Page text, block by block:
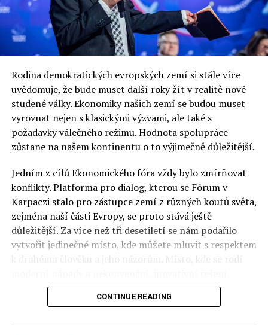
Rodina demokratických evropských zemí si stále více
uvědomuje, že bude muset další roky žít v realitě nové
studené války. Ekonomiky našich zemí se budou muset
vyrovnat nejen s klasickými výzvami, ale také s
požadavky válečného režimu. Hodnota spolupráce
zůstane na našem kontinentu o to výjimečně důležitější.
Jedním z cílů Ekonomického fóra vždy bylo zmírňovat
konflikty. Platforma pro dialog, kterou se Fórum v
Karpaczi stalo pro zástupce zemí z různých koutů světa,
zejména naší části Evropy, se proto stává ještě
důležitější. Za více než tři desetiletí se nám podařilo
vytvořit jedinečné místo, kde můžete mluvit s respektem
k druhému člověku a jeho názorům. Místo, kde se rodí
Polsko musí mít instituce, jejichž horizont činnosti je
politický tým. Pouze to vám dává šanci skutečně řešit
CONTINUE READING